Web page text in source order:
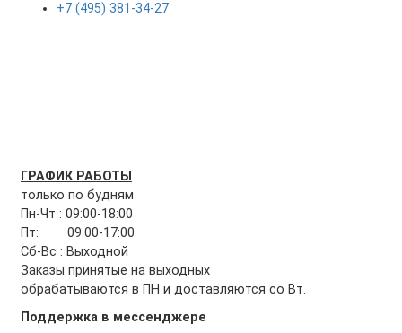
+7 (495) 381-34-27
ГРАФИК РАБОТЫ
только по будням
Пн-Чт : 09:00-18:00
Пт: 09:00-17:00
Сб-Вс : Выходной
Заказы принятые на выходных
обрабатываются в ПН и доставляются со Вт.
Поддержка в мессенджере